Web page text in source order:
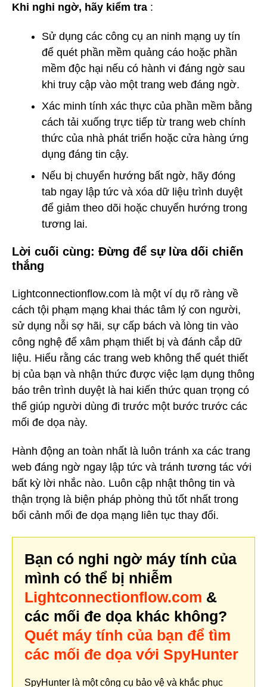
Khi nghi ngờ, hãy kiểm tra :
Sử dụng các công cụ an ninh mạng uy tín
để quét phần mềm quảng cáo hoặc phần
mềm độc hại nếu có hành vi đáng ngờ sau
khi truy cập vào một trang web đáng ngờ.
Xác minh tính xác thực của phần mềm bằng
cách tải xuống trực tiếp từ trang web chính
thức của nhà phát triển hoặc cửa hàng ứng
dụng đáng tin cậy.
Nếu bị chuyển hướng bất ngờ, hãy đóng
tab ngay lập tức và xóa dữ liệu trình duyệt
để giảm theo dõi hoặc chuyển hướng trong
tương lai.
Lời cuối cùng: Đừng để sự lừa dối chiến
thắng
Lightconnectionflow.com là một ví dụ rõ ràng về
cách tội phạm mạng khai thác tâm lý con người,
sử dụng nỗi sợ hãi, sự cấp bách và lòng tin vào
công nghệ để xâm phạm thiết bị và đánh cắp dữ
liệu. Hiểu rằng các trang web không thể quét thiết
bị của bạn và nhận thức được việc lạm dụng thông
báo trên trình duyệt là hai kiến thức quan trọng có
thể giúp người dùng đi trước một bước trước các
mối đe dọa này.
Hành động an toàn nhất là luôn tránh xa các trang
web đáng ngờ ngay lập tức và tránh tương tác với
bất kỳ lời nhắc nào. Luôn cập nhật thông tin và
thận trọng là biện pháp phòng thủ tốt nhất trong
bối cảnh mối đe dọa mạng liên tục thay đổi.
Bạn có nghi ngờ máy tính của
mình có thể bị nhiễm
Lightconnectionflow.com &
các mối đe dọa khác không?
Quét máy tính của bạn để tìm
các mối đe dọa với SpyHunter
SpyHunter là một công cụ bảo vệ và khắc phục